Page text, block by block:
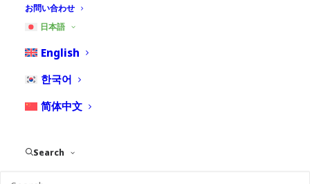
お問い合わせ
日本語
English
한국어
简体中文
Search
First Name (required)
Last Name (required)
Your Email (required)